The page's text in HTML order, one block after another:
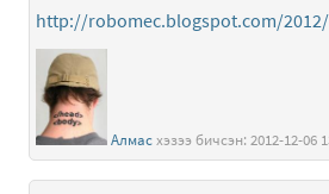
http://robomec.blogspot.com/
Алмас